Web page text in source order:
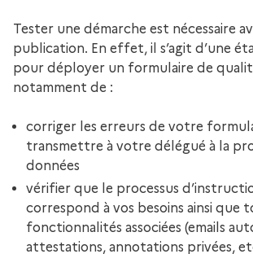
Tester une démarche est nécessaire
publication. En effet, il s’agit d’une
pour déployer un formulaire de
notamment de :
corriger les erreurs de votre
transmettre à votre délégué à la
données
vérifier que le processus
correspond à vos besoins ainsi que
fonctionnalités associées (emails
attestations, annotations privées,